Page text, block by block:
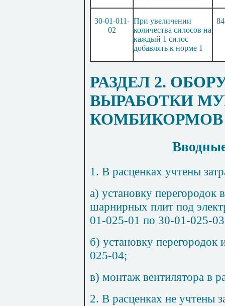
30-01-011-
02
При увеличении
количества силосов на
каждый 1 силос
добавлять к норме 1
84
РАЗДЕЛ 2.
ВЫРАБОТКИ
КОМБИКОРМОВ
1. В расценках учтены
а) установку перегородок
шарнирных плит под
01-025-01 по 30-01-025-
б) установку перегородок
025-04;
в) монтаж вентилятора в
2. В расценках не учтены